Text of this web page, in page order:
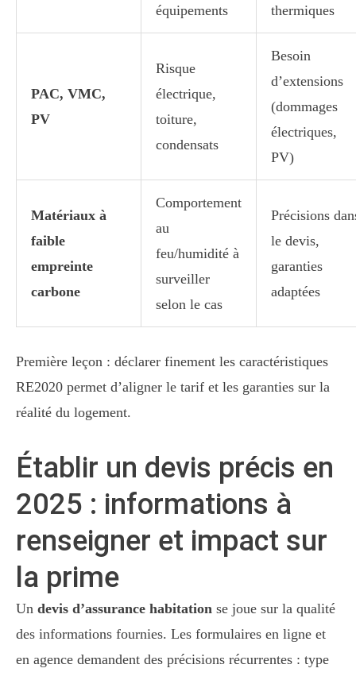
équipements
thermiques
PAC, VMC,
PV
Risque
électrique,
toiture,
condensats
Besoin
d’extensions
(dommages
électriques,
PV)
Matériaux à
faible
empreinte
carbone
Comportement
au
feu/humidité à
surveiller
selon le cas
Précisions
le devis,
garanties
adaptées
Première leçon : déclarer finement les caractéristiques
RE2020 permet d’aligner le tarif et les garanties sur la
réalité du logement.
Établir un devis précis en
2025 : informations à
renseigner et impact sur
la prime
Un devis d’assurance habitation se joue sur la qualité
des informations fournies. Les formulaires en ligne et
en agence demandent des précisions récurrentes : type